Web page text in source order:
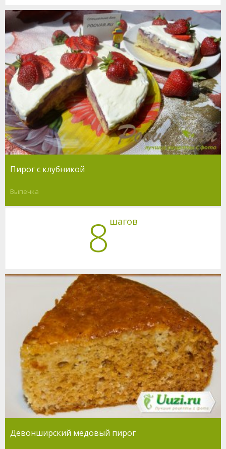
Пирог с клубникой
Выпечка
8 шагов
Девонширский медовый пирог